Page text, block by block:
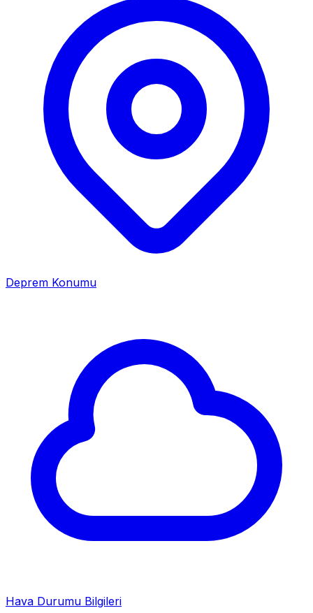
Deprem Konumu
Hava Durumu Bilgileri